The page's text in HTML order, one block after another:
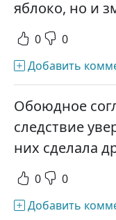
яблоко, но и
0 0
Добавить
Обоюдное
следствие
них сделала
0 0
Добавить